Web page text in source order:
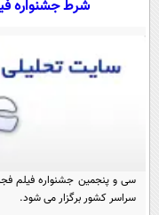
شرط جشنواره
سراسر کشور برگزار می شود.